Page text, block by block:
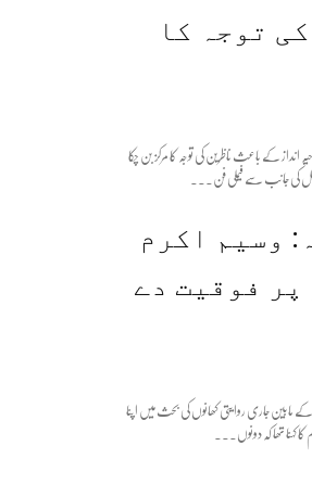
توجہ کا
انداز کے باعث ناظرین کی توجہ کا مرکز بن چکا
کی جانب سے فیملی فن...
وسیم اکرم
پر فوقیت دے
مابین جاری روایتی کھانوں کی بحث میں اپنا
کا کہنا تھا کہ دونوں...